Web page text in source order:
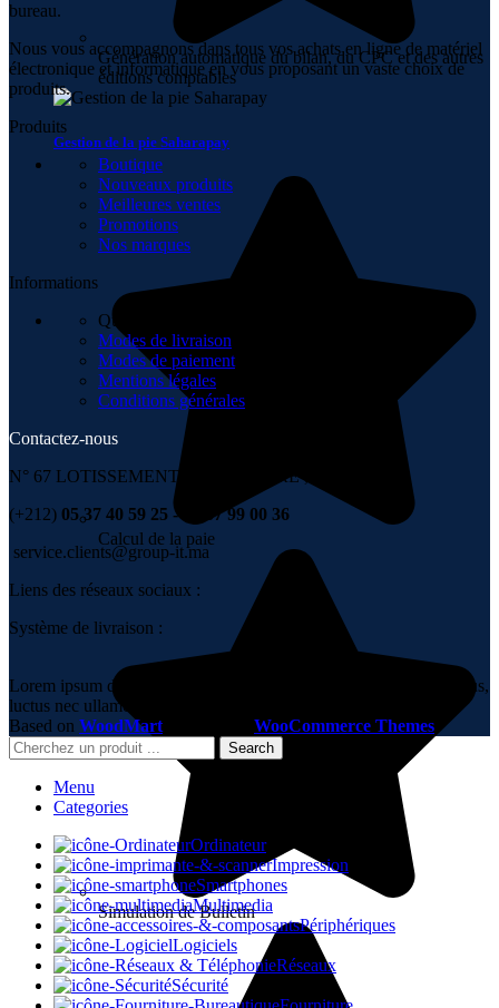
Génération automatique du bilan, du CPC et des autres
éditions comptables
Gestion de la pie Saharapay
Calcul de la paie
Simulation de Bulletin
bureau.
Nous vous accompagnons dans tous vos achats en ligne de matériel
électronique et informatique en vous proposant un vaste choix de
produits.
Produits
Boutique
Nouveaux produits
Meilleures ventes
Promotions
Nos marques
Informations
Qui sommes-nous
Modes de livraison
Modes de paiement
Mentions légales
Conditions générales
Contactez-nous
N° 67 LOTISSEMENT 6 NOVEMBRE , TÉMARA
(+212) 05 37 40 59 25 - 06 67 99 00 36
service.clients@group-it.ma
Liens des réseaux sociaux :
Système de livraison :
Lorem ipsum dolor sit amet, consectetur adipiscing elit. Ut elit tellus,
luctus nec ullamcorper mattis, pulvinar dapibus leo.
Based on WoodMart WooCommerce Themes
Search
Menu
Categories
Ordinateur
Impression
Smartphones
Multimedia
Périphériques
Logiciels
Réseaux
Sécurité